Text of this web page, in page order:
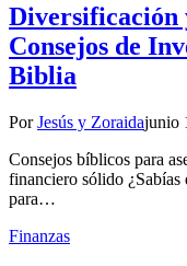
Diversificación
Consejos de
Biblia
Por Jesús y Zoraidajunio
Consejos bíblicos para
financiero sólido
para…
Finanzas